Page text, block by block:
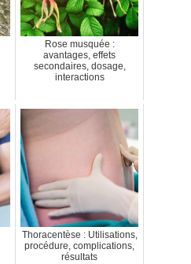
Rose musquée :
avantages, effets
secondaires, dosage,
interactions
Thoracentèse : Utilisations,
procédure, complications,
résultats